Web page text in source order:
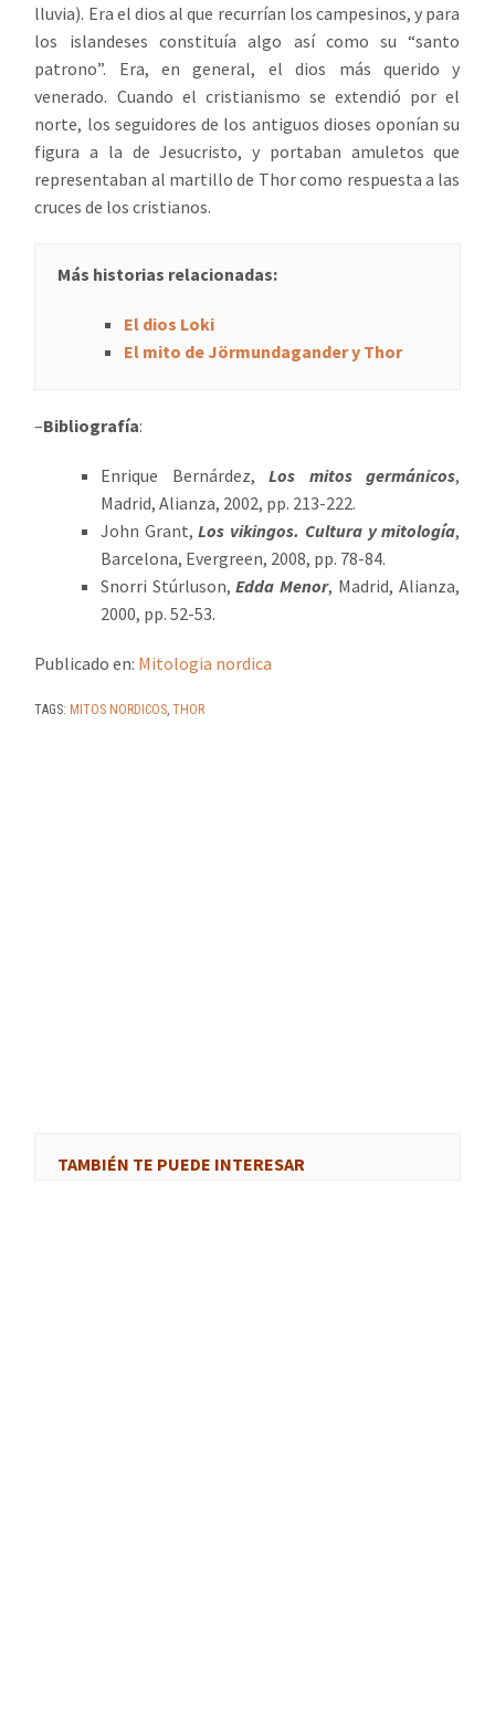
lluvia). Era el dios al que recurrían los campesinos, y para
los islandeses constituía algo así como su “santo
patrono”. Era, en general, el dios más querido y
venerado. Cuando el cristianismo se extendió por el
norte, los seguidores de los antiguos dioses oponían su
figura a la de Jesucristo, y portaban amuletos que
representaban al martillo de Thor como respuesta a las
cruces de los cristianos.
Más historias relacionadas:
El dios Loki
El mito de Jörmundagander y Thor
–Bibliografía:
Enrique Bernárdez,Los mitos germánicos,
Madrid, Alianza, 2002, pp. 213-222.
John Grant,Los vikingos. Cultura y mitología,
Barcelona, Evergreen, 2008, pp. 78-84.
Snorri Stúrluson,Edda Menor, Madrid, Alianza,
2000, pp. 52-53.
Publicado en: Mitologia nordica
TAGS: MITOS NORDICOS ,THOR
TAMBIÉN TE PUEDE INTERESAR